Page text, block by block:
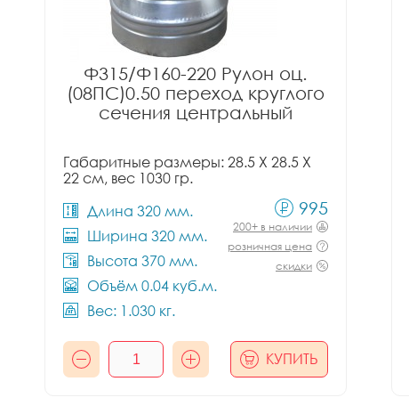
Ф315/Ф160-220 Рулон оц.
(08ПС)0.50 переход круглого
сечения центральный
Габаритные размеры: 28.5 X 28.5 X
22 см, вес 1030 гр.
Длина 320 мм.
Ширина 320 мм.
Высота 370 мм.
Объём 0.04 куб.м.
Вес: 1.030 кг.
995
200+ в наличии
розничная цена
скидки
КУПИТЬ